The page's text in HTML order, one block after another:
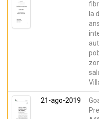
la
21-ago-2019